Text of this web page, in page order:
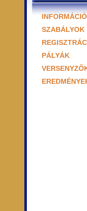
SZABÁLYOK
PÁLYÁK